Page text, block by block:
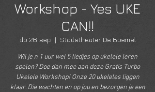
Workshop - Yes UKE
CAN!!
do 26 sep
  |
Stadstheater De Boemel
Wil je n 1 uur wel 5 liedjes op ukelele leren
spelen? Doe dan mee aan deze Gratis Turbo
Ukelele Workshop! Onze 20 ukeleles liggen
klaar. Die wachten en op jou en bezorgen je een